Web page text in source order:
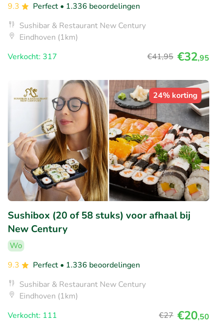
9.3
Perfect • 1.336 beoordelingen
Sushibar & Restaurant New Century
Eindhoven (1km)
Verkocht: 317
€41,95 €32,95
24% korting
Sushibox (20 of 58 stuks) voor afhaal bij
New Century
Wo
9.3
Perfect • 1.336 beoordelingen
Sushibar & Restaurant New Century
Eindhoven (1km)
Verkocht: 111
€27 €20,50